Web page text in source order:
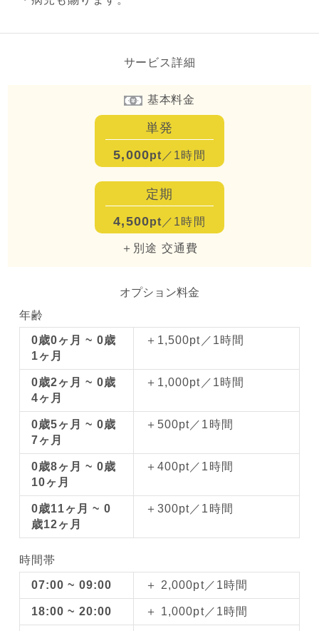
サービス詳細
基本料金
単発
5,000pt ／1時間
定期
4,500pt ／1時間
＋別途 交通費
オプション料金
年齢
0歳0ヶ月 ~ 0歳
1ヶ月
＋1,500pt／1時間
0歳2ヶ月 ~ 0歳
4ヶ月
＋1,000pt／1時間
0歳5ヶ月 ~ 0歳
7ヶ月
＋500pt／1時間
0歳8ヶ月 ~ 0歳
10ヶ月
＋400pt／1時間
0歳11ヶ月 ~ 0
歳12ヶ月
＋300pt／1時間
時間帯
07:00 ~ 09:00 ＋ 2,000pt／1時間
18:00 ~ 20:00 ＋ 1,000pt／1時間